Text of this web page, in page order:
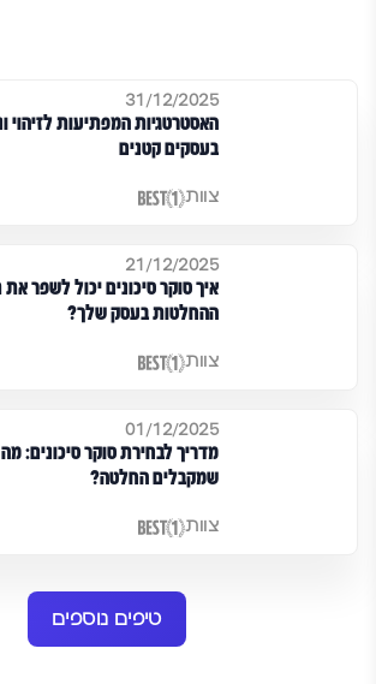
31/12/2025
האסטרטגיות המפתיעות לזיהוי
בעסקים קטנים
צוות
21/12/2025
איך סוקר סיכונים יכול לשפר
ההחלטות בעסק שלך?
צוות
01/12/2025
מדריך לבחירת סוקר סיכונים:
שמקבלים החלטה?
צוות
טיפים נוספים